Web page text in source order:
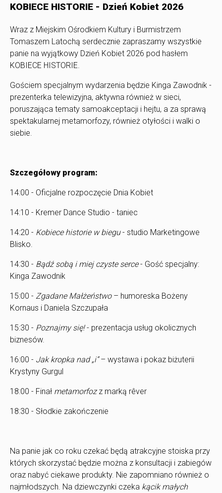
KOBIECE HISTORIE - Dzień Kobiet 2026
Wraz z Miejskim Ośrodkiem Kultury i Burmistrzem
Tomaszem Latochą serdecznie zapraszamy wszystkie
panie na wyjątkowy Dzień Kobiet 2026 pod hasłem
KOBIECE HISTORIE.
Gościem specjalnym wydarzenia będzie Kinga Zawodnik -
prezenterka telewizyjna, aktywna również w sieci,
poruszająca tematy samoakceptacji i hejtu, a za sprawą
spektakularnej metamorfozy, również otyłości i walki o
siebie.
Szczegółowy program:
14:00 - Oficjalne rozpoczęcie Dnia Kobiet
14:10 - Kremer Dance Studio - taniec
14:20 - Kobiece historie w biegu- studio Marketingowe
Blisko.
14:30 - Bądź sobą i miej czyste serce- Gość specjalny:
Kinga Zawodnik
15:00 - Zgadane Małżeństwo– humoreska Bożeny
Kornaus i Daniela Szczupała
15:30 - Poznajmy się!- prezentacja usług okolicznych
biznesów.
16:00 - Jak kropka nad „i”– wystawa i pokaz biżuterii
Krystyny Gurgul
18:00 - Finał metamorfozz marką rêver
18:30 - Słodkie zakończenie
Na panie jak co roku czekać będą atrakcyjne stoiska przy
których skorzystać będzie można z konsultacji i zabiegów
oraz nabyć ciekawe produkty. Nie zapomniano również o
najmłodszych. Na dziewczynki czeka kącik małych